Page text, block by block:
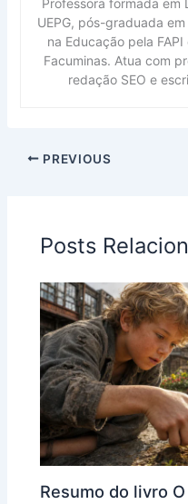
UEPG, pós-graduada
na Educação pela
Facuminas. Atua com
redação SEO e
PREVIOUS
Posts
Resumo do livro